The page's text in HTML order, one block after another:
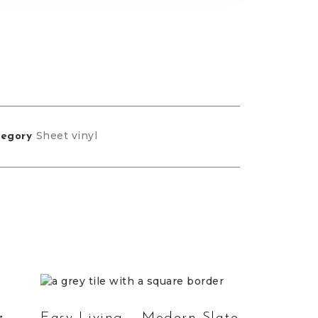
Sheet vinyl